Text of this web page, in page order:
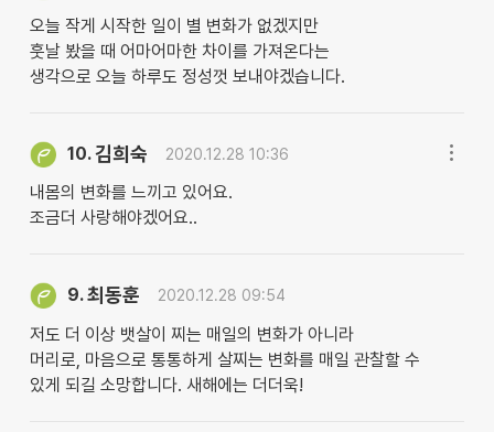
오늘 작게 시작한 일이 별 변화가 없겠지만
훗날 봤을 때 어마어마한 차이를 가져온다는
생각으로 오늘 하루도 정성껏 보내야겠습니다.
10.김희숙 2020.12.28 10:36
내몸의 변화를 느끼고 있어요.
조금더 사랑해야겠어요..
9.최동훈 2020.12.28 09:54
저도 더 이상 뱃살이 찌는 매일의 변화가 아니라
머리로, 마음으로 통통하게 살찌는 변화를 매일 관찰할 수
있게 되길 소망합니다. 새해에는 더더욱!